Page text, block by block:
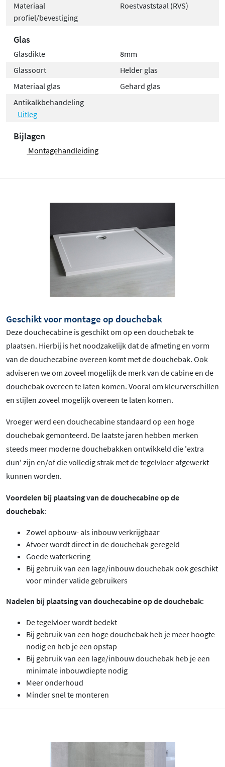
Materiaal
profiel/bevestiging
Roestvaststaal (RVS)
Glas
Glasdikte
8mm
Glassoort
Helder glas
Materiaal glas
Gehard glas
Antikalkbehandeling
Uitleg
Bijlagen
Montagehandleiding
Geschikt voor montage op douchebak
Deze douchecabine is geschikt om op een douchebak te
plaatsen. Hierbij is het noodzakelijk dat de afmeting en vorm
van de douchecabine overeen komt met de douchebak. Ook
adviseren we om zoveel mogelijk de merk van de cabine en de
douchebak overeen te laten komen. Vooral om kleurverschillen
en stijlen zoveel mogelijk overeen te laten komen.
Vroeger werd een douchecabine standaard op een hoge
douchebak gemonteerd. De laatste jaren hebben merken
steeds meer moderne douchebakken ontwikkeld die 'extra
dun' zijn en/of die volledig strak met de tegelvloer afgewerkt
kunnen worden.
Voordelen bij plaatsing van de douchecabine op de
douchebak:
Zowel opbouw- als inbouw verkrijgbaar
Afvoer wordt direct in de douchebak geregeld
Goede waterkering
Bij gebruik van een lage/inbouw douchebak ook geschikt
voor minder valide gebruikers
Nadelen bij plaatsing van douchecabine op de douchebak:
De tegelvloer wordt bedekt
Bij gebruik van een hoge douchebak heb je meer hoogte
nodig en heb je een opstap
Bij gebruik van een lage/inbouw douchebak heb je een
minimale inbouwdiepte nodig
Meer onderhoud
Minder snel te monteren